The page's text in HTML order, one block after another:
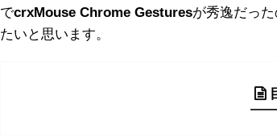
でcrxMouse Chrome Gesturesが秀逸だっ
たいと思います。